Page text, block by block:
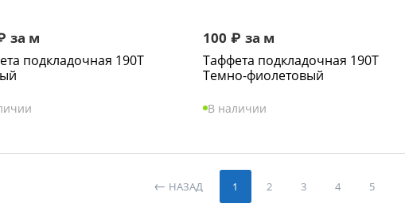
за м
подкладочная 190Т
100 ₽ за м
Таффета подкладочная 190Т
Темно-фиолетовый
В наличии
НАЗАД 1 2 3 4 5